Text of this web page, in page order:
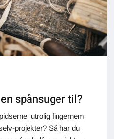
spånsuger til?
utrolig fingernem
projekter? Så har du